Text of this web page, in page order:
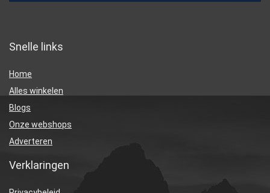
Snelle links
Home
Alles winkelen
Blogs
Onze webshops
Adverteren
Verklaringen